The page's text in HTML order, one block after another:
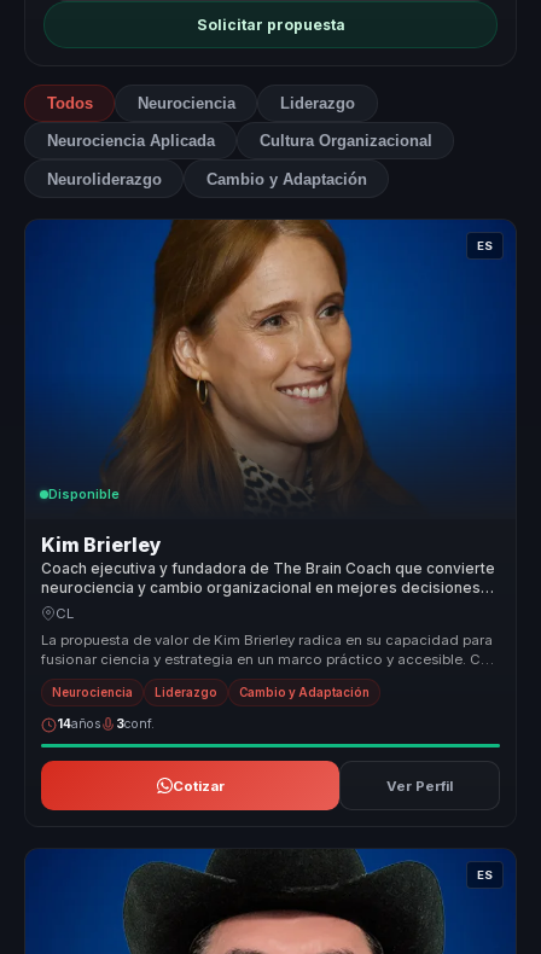
Solicitar propuesta
Todos Neurociencia Liderazgo
Neurociencia Aplicada Cultura Organizacional
Neuroliderazgo Cambio y Adaptación
ES
Disponible
Kim Brierley
Coach ejecutiva y fundadora de The Brain Coach que convierte
neurociencia y cambio organizacional en mejores decisiones
para lideres.
CL
La propuesta de valor de Kim Brierley radica en su capacidad para
fusionar ciencia y estrategia en un marco práctico y accesible. Con
for...
Neurociencia Liderazgo Cambio y Adaptación
14años 3conf.
Cotizar Ver Perfil
ES